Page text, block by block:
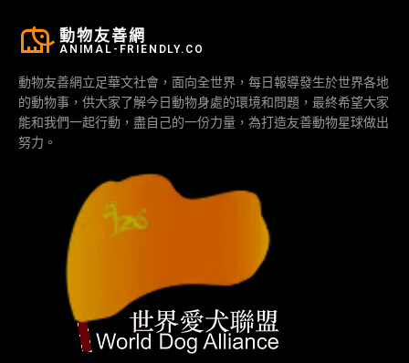
動物友善網
ANIMAL-FRIENDLY.CO
動物友善網立足華文社會，面向全世界，每日報導發生於世界各地
的動物事，供大家了解今日動物身處的環境和問題，最終希望大家
能和我們一起行動，盡自己的一份力量，為打造友善動物星球做出
努力。